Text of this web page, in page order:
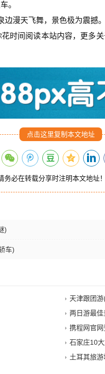
。
漫天飞舞，景色极为震撼。
时间阅读本站内容，更多
点击这里复制本文地址
务必在转载分享时注明本文地址
)
车)
天津跟团
两日游最
携程网官
石家庄10
土耳其旅